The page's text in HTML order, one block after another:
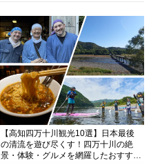
【高知四万十川観光10選】日本最後
の清流を遊び尽くす！四万十川の絶
景・体験・グルメを網羅したおすすめ